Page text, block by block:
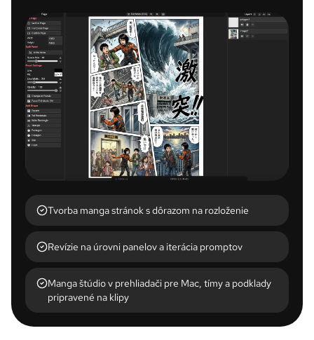
Tvorba manga stránok s dôrazom na rozloženie
Revízie na úrovni panelov a iterácia promptov
Manga štúdio v prehliadači pre Mac, tímy a podklady
pripravené na klipy